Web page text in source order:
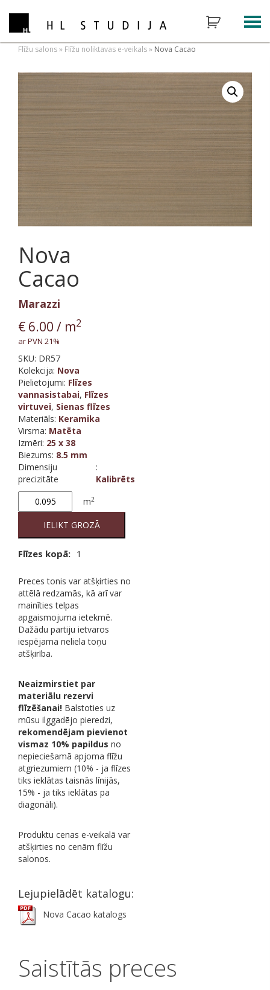
Flīžu salons» Flīžu noliktavas e-veikals» Nova Cacao
Nova
Cacao
Marazzi
€ 6.00 / m2
ar PVN 21%
SKU: DR57
Kolekcija: Nova
Pielietojumi: Flīzes
vannasistabai, Flīzes
virtuvei, Sienas flīzes
Materiāls: Keramika
Virsma: Matēta
Izmēri: 25 x 38
Biezums: 8.5 mm
Dimensiju
precizitāte
:
Kalibrēts
Nova
Cacao
quantity
m2
IELIKT GROZĀ
Flīzes kopā: 1
Preces tonis var atšķirties no
attēlā redzamās, kā arī var
mainīties telpas
apgaismojuma ietekmē.
Dažādu partiju ietvaros
iespējama neliela toņu
atšķirība.
Neaizmirstiet par
materiālu rezervi
flīzēšanai! Balstoties uz
mūsu ilggadējo pieredzi,
rekomendējam pievienot
vismaz 10% papildus no
nepieciešamā apjoma flīžu
atgriezumiem (10% - ja flīzes
tiks ieklātas taisnās līnijās,
15% - ja tiks ieklātas pa
diagonāli).
Produktu cenas e-veikalā var
atšķirties no cenām flīžu
salonos.
Lejupielādēt katalogu:
Nova Cacao katalogs
Saistītās preces